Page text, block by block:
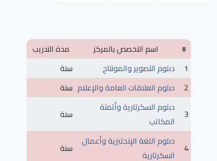
# اسم التخصص بالمركز
مدة التدريب
1
دبلوم التصوير والمونتاج
سنة
2
دبلوم العلاقات العامة والإعلام سنة
3
دبلوم السكرتارية وأتمتة
المكاتب
سنة
4
دبلوم اللغة الإنجليزية وأعمال
السكرتارية
سنة